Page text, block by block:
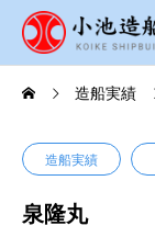
造船実績
造船実績
泉隆丸